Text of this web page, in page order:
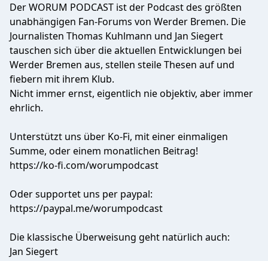
Der WORUM PODCAST ist der Podcast des größten
unabhängigen Fan-Forums von Werder Bremen. Die
Journalisten Thomas Kuhlmann und Jan Siegert
tauschen sich über die aktuellen Entwicklungen bei
Werder Bremen aus, stellen steile Thesen auf und
fiebern mit ihrem Klub.
Nicht immer ernst, eigentlich nie objektiv, aber immer
ehrlich.
Unterstützt uns über Ko-Fi, mit einer einmaligen
Summe, oder einem monatlichen Beitrag!
https://ko-fi.com/worumpodcast
Oder supportet uns per paypal:
https://paypal.me/worumpodcast
Die klassische Überweisung geht natürlich auch:
Jan Siegert